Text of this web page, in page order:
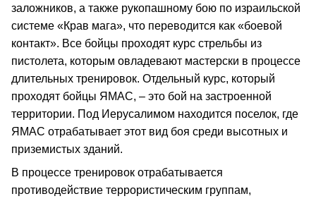
заложников, а также рукопашному бою по израильской
системе «Крав мага», что переводится как «боевой
контакт». Все бойцы проходят курс стрельбы из
пистолета, которым овладевают мастерски в процессе
длительных тренировок. Отдельный курс, который
проходят бойцы ЯМАС, – это бой на застроенной
территории. Под Иерусалимом находится поселок, где
ЯМАС отрабатывает этот вид боя среди высотных и
приземистых зданий.
В процессе тренировок отрабатывается
противодействие террористическим группам,